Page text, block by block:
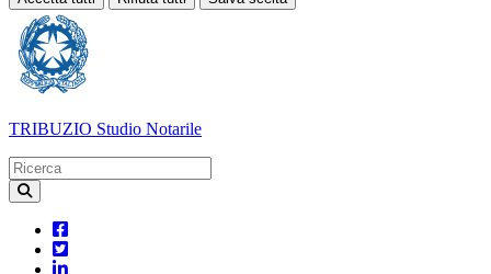
Loading...
TRIBUZIO Studio Notarile